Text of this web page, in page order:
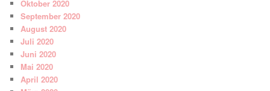
Oktober 2020
September 2020
August 2020
Juli 2020
Juni 2020
Mai 2020
April 2020